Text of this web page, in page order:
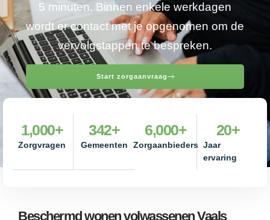
5 minuten. Binnen enkele werkdagen
wordt er contact met je opgenomen om de
vervolgstappen te bespreken.
Start zorgaanvraag
Zorgvragen
1,000+
Gemeenten
342+
Zorgaanbieders
6,000+
Jaar
ervaring
20+
Beschermd wonen volwassenen Vaals